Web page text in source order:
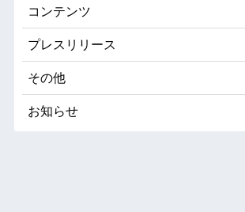
コンテンツ
プレスリリース
その他
お知らせ